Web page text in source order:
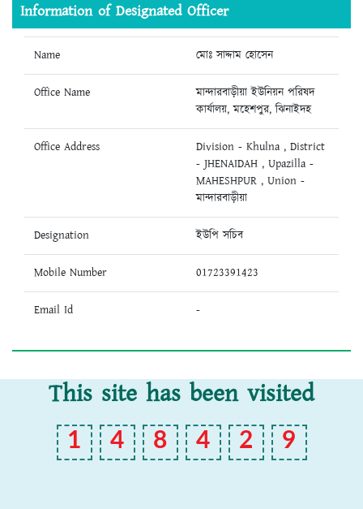
Information of Designated Officer
Name মোঃ সাদ্দাম হোসেন
Office Name
মান্দারবাড়ীয়া ইউনিয়ন পরিষদ
কার্যালয়, মহেশপুর, ঝিনাইদহ
Office Address
Division - Khulna , District
- JHENAIDAH , Upazilla -
MAHESHPUR , Union -
মান্দারবাড়ীয়া
Designation ইউপি সচিব
Mobile Number 01723391423
Email Id -
This site has been visited
1 4 8 4 2 9